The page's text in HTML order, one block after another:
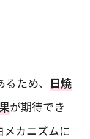
ため、 日焼
が期待でき
メカニズムに